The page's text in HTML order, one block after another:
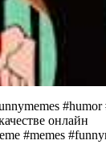
онлайн
#memes